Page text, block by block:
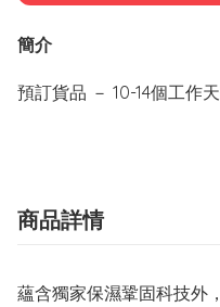
簡介
預訂貨品 － 10-14個工作
商品詳情
蘊含獨家保濕鞏固科技外